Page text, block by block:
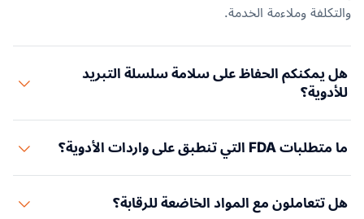
والتكلفة وملاءمة الخدمة.
هل يمكنكم الحفاظ على سلامة سلسلة التبريد
للأدوية؟
-20°م و-70°م (المستحضرات البيولوجية). تعتمد سلسلتنا على
حاويات مبرّدة وشاحنات مطابقة لمعايير GDP ومستودعات خاضعة
لمراقبة الحرارة مع تسجيل بيانات مستمر.
ما متطلبات FDA التي تنطبق على واردات الأدوية؟
وتسجيل المنشأة وأرقام NDC ووثائق امتثال cGMP. يتولى فريقنا
هل تتعاملون مع المواد الخاضعة للرقابة؟